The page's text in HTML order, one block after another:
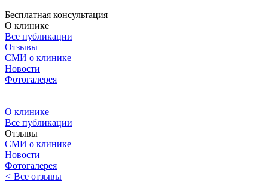
Бесплатная консультация
О клинике
Все публикации
Отзывы
СМИ о клинике
Новости
Фотогалерея
О клинике
Все публикации
Отзывы
СМИ о клинике
Новости
Фотогалерея
< Все отзывы